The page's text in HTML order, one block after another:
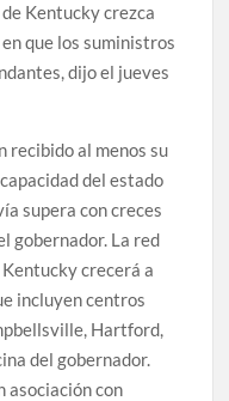
Kentucky crezca
que los suministros
dijo el jueves
recibido al menos su
del estado
supera con creces
gobernador. La red
crecerá a
incluyen centros
Hartford,
del gobernador.
asociación con